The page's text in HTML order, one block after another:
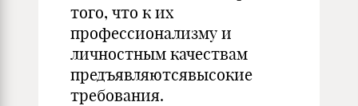
того, что к их
профессионализму и
личностным качествам
предъявляютсявысокие
требования.